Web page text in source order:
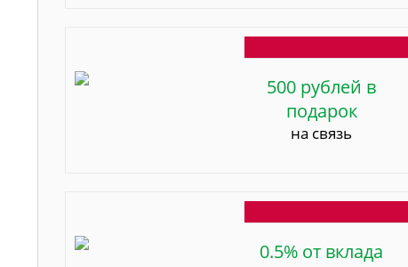
500 рублей в
подарок
на связь
0.5% от вклада